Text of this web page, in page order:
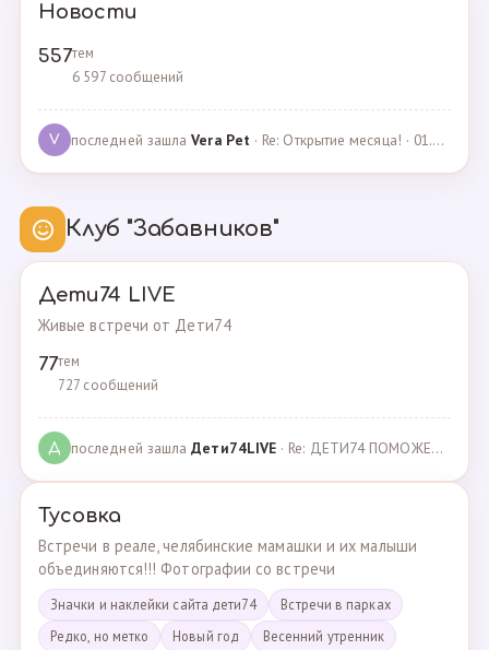
Новости
557тем
6 597 сообщений
V последней зашлаVera Pet · Re: Открытие месяца! · 01.04.2021
Клуб "Забавников"
Дети74 LIVE
Живые встречи от Дети74
77тем
727 сообщений
Д последней зашлаДeти74LIVE · Re: ДЕТИ74 ПОМОЖЕМ ВМЕСТЕ · 27.12.2021
Тусовка
Встречи в реале, челябинские мамашки и их малыши
объединяются!!! Фотографии со встречи
Значки и наклейки сайта дети74
Встречи в парках
Редко, но метко
Новый год Весенний утренник